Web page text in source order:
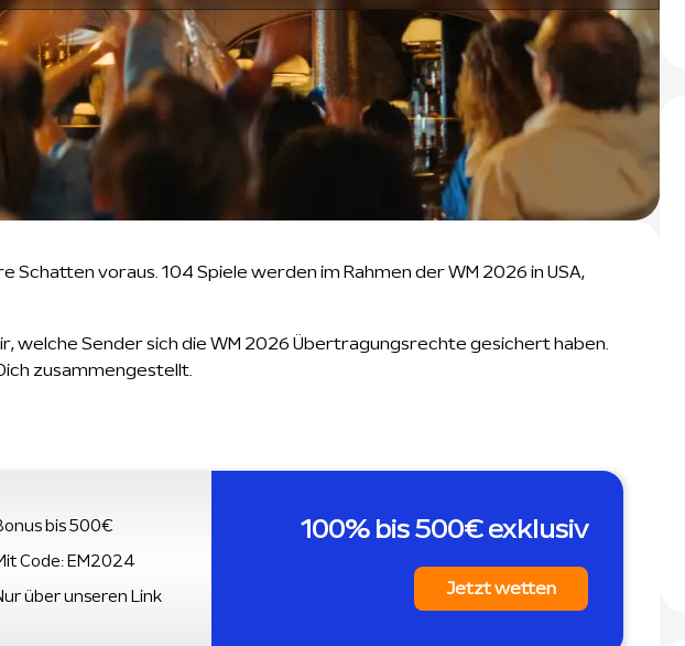
voraus. 104 Spiele werden im Rahmen der WM 2026 in USA,
welche Sender sich die WM 2026 Übertragungsrechte gesichert haben.
zusammengestellt.
bis 500€
Code: EM2024
über unseren Link
100% bis 500€ exklusiv
Jetzt wetten